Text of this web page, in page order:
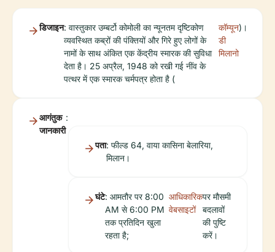
डिजाइन: वास्तुकार उम्बर्टो कोमोली का न्यूनतम दृष्टिकोण
व्यवस्थित कब्रों की पंक्तियों और गिरे हुए लोगों के
नामों के साथ अंकित एक केंद्रीय स्मारक की सुविधा
देता है। 25 अप्रैल, 1948 को रखी गई नींव के
पत्थर में एक स्मारक चर्मपत्र होता है (
कॉम्यून
डी
मिलानो
)।
आगंतुक
जानकारी
:
पता: फील्ड 64, वाया कासिना बेलारिया,
मिलान।
घंटे: आमतौर पर 8:00
AM से 6:00 PM
तक प्रतिदिन खुला
रहता है;
आधिकारिक
वेबसाइटों
पर मौसमी
बदलावों
की पुष्टि
करें।